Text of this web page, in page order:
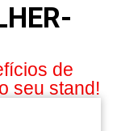
de
seu stand!